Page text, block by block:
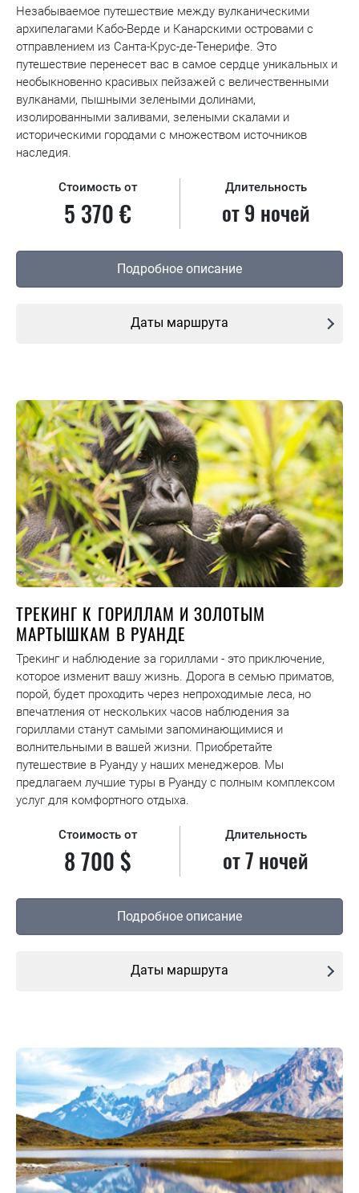
Незабываемое путешествие между вулканическими
архипелагами Кабо-Верде и Канарскими островами с
отправлением из Санта-Крус-де-Тенерифе. Это
путешествие перенесет вас в самое сердце уникальных и
необыкновенно красивых пейзажей с величественными
вулканами, пышными зелеными долинами,
изолированными заливами, зелеными скалами и
историческими городами с множеством источников
наследия.
Стоимость от
5 370 €
Длительность
от 9 ночей
Подробное описание
Даты маршрута
ТРЕКИНГ К ГОРИЛЛАМ И ЗОЛОТЫМ
МАРТЫШКАМ В РУАНДЕ
Трекинг и наблюдение за гориллами - это приключение,
которое изменит вашу жизнь. Дорога в семью приматов,
порой, будет проходить через непроходимые леса, но
впечатления от нескольких часов наблюдения за
гориллами станут самыми запоминающимися и
волнительными в вашей жизни. Приобретайте
путешествие в Руанду у наших менеджеров. Мы
предлагаем лучшие туры в Руанду с полным комплексом
услуг для комфортного отдыха.
Стоимость от
8 700 $
Длительность
от 7 ночей
Подробное описание
Даты маршрута